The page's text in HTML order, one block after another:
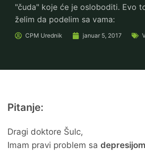
"čuda" koje će je osloboditi. Evo
želim da podelim sa vama:
CPM Urednik januar 5, 2017
Pitanje:
Dragi doktore Šulc,
Imam pravi problem sa depresijom